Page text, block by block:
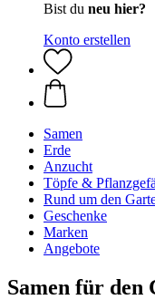
Bist du neu hier?
Konto erstellen
Samen
Erde
Anzucht
Töpfe &
Rund um den
Geschenke
Marken
Angebote
Samen für den